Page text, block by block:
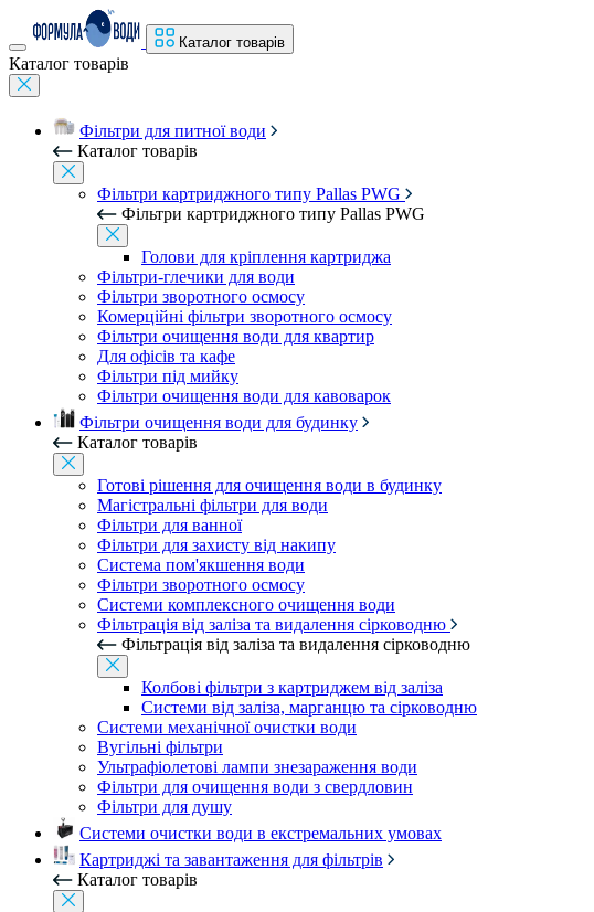
Каталог товарів
Каталог товарів
Фільтри для питної води
Каталог товарів
Фільтри картриджного типу Pallas PWG
Фільтри картриджного типу Pallas PWG
Голови для кріплення картриджа
Фільтри-глечики для води
Фільтри зворотного осмосу
Комерційні фільтри зворотного осмосу
Фільтри очищення води для квартир
Для офісів та кафе
Фільтри під мийку
Фільтри очищення води для кавоварок
Фільтри очищення води для будинку
Каталог товарів
Готові рішення для очищення води в будинку
Магістральні фільтри для води
Фільтри для ванної
Фільтри для захисту від накипу
Система пом'якшення води
Фільтри зворотного осмосу
Системи комплексного очищення води
Фільтрація від заліза та видалення сірководню
Фільтрація від заліза та видалення сірководню
Колбові фільтри з картриджем від заліза
Системи від заліза, марганцю та сірководню
Системи механічної очистки води
Вугільні фільтри
Ультрафіолетові лампи знезараження води
Фільтри для очищення води з свердловин
Фільтри для душу
Системи очистки води в екстремальних умовах
Картриджі та завантаження для фільтрів
Каталог товарів